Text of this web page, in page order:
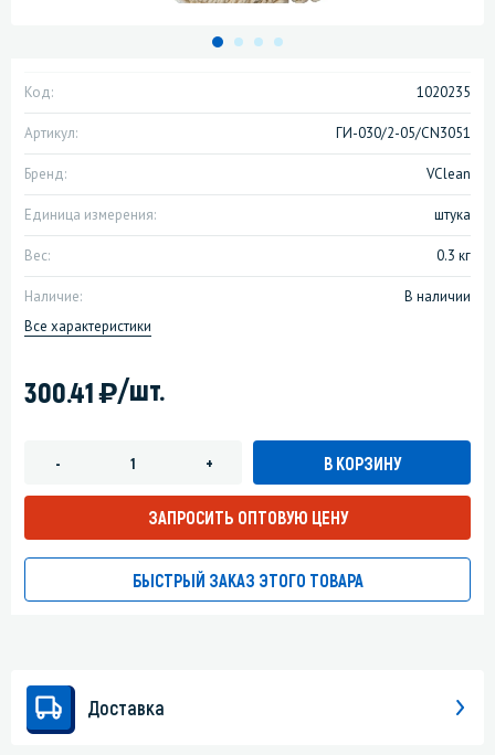
Код: 1020235
Артикул: ГИ-030/2-05/CN3051
Бренд: VClean
Единица измерения: штука
Вес: 0.3 кг
Наличие:
В наличии
Все характеристики
300.41)/шт.
- + В КОРЗИНУ
ЗАПРОСИТЬ ОПТОВУЮ ЦЕНУ
БЫСТРЫЙ ЗАКАЗ ЭТОГО ТОВАРА
Доставка